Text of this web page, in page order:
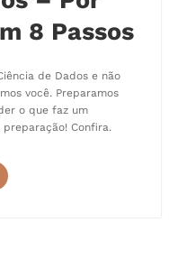
8 Passos
de Dados e não
você. Preparamos
o que faz um
Confira.